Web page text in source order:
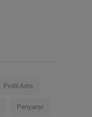
Profil Artis
Penyanyi